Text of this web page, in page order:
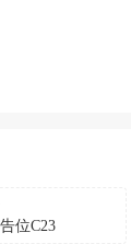
位C23